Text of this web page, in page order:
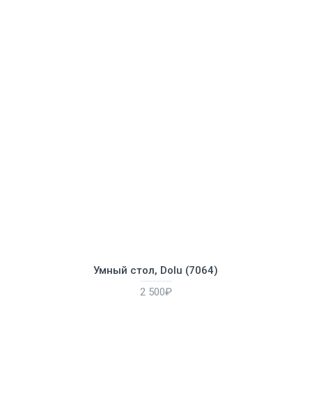
Умный стол, Dolu (7064)
2 500₽